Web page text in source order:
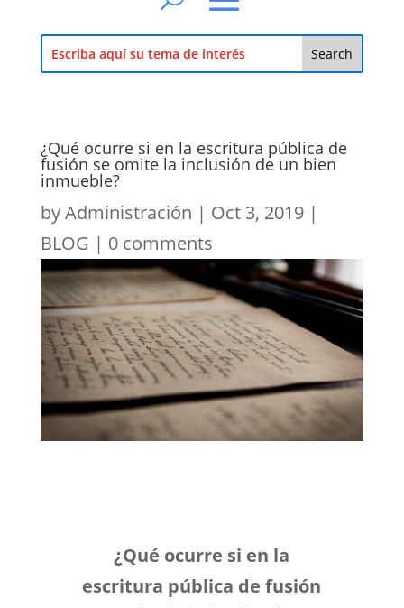
¿Qué ocurre si en la escritura pública de
fusión se omite la inclusión de un bien
inmueble?
byAdministración | Oct 3, 2019|
BLOG | 0 comments
¿Qué ocurre si en la
escritura pública de fusión